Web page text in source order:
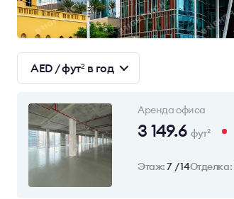
AED / фут2в год
Аренда офиса
3 149.6фут2
Этаж:7 / 14Отделка: